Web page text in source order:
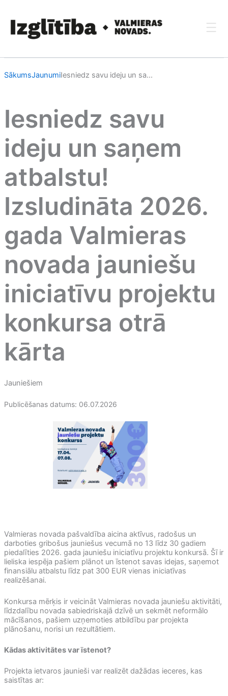
content
SākumsJaunumiIesniedz savu ideju un sa...
Iesniedz savu
ideju un saņem
atbalstu!
Izsludināta 2026.
gada Valmieras
novada jauniešu
iniciatīvu projektu
konkursa otrā
kārta
Jauniešiem
Publicēšanas datums: 06.07.2026
Valmieras novada pašvaldība aicina aktīvus, radošus un
darboties gribošus jauniešus vecumā no 13 līdz 30 gadiem
piedalīties 2026. gada jauniešu iniciatīvu projektu konkursā. Šī ir
lieliska iespēja pašiem plānot un īstenot savas idejas, saņemot
finansiālu atbalstu līdz pat 300 EUR vienas iniciatīvas
realizēšanai.
Konkursa mērķis ir veicināt Valmieras novada jauniešu aktivitāti,
līdzdalību novada sabiedriskajā dzīvē un sekmēt neformālo
mācīšanos, pašiem uzņemoties atbildību par projekta
plānošanu, norisi un rezultātiem.
Kādas aktivitātes var īstenot?
Projekta ietvaros jaunieši var realizēt dažādas ieceres, kas
saistītas ar: